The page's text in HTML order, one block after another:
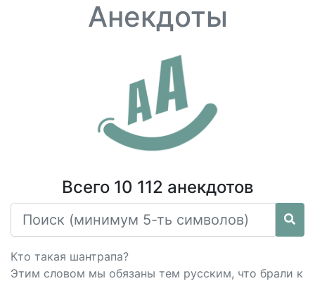
Анекдоты
Всего 10 112 анекдотов
Кто такая шантрапа?
Этим словом мы обязаны тем русским, что брали к